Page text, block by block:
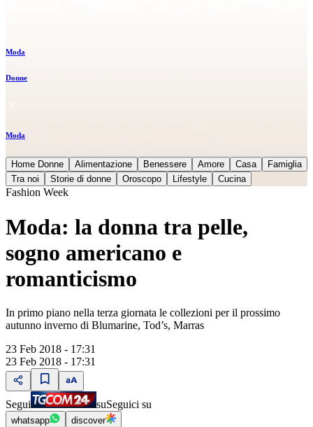
Moda
Donne
Moda
Home Donne Alimentazione Benessere Amore Casa
Famiglia
Tra noi
Storie di donne Oroscopo Lifestyle Cucina
Fashion Week
Moda: la donna tra pelle,
sogno americano e
romanticismo
In primo piano nella terza giornata le collezioni per il prossimo
autunno inverno di Blumarine, Tod’s, Marras
23 Feb 2018 - 17:31
23 Feb 2018 - 17:31
Segui suSeguici su
whatsapp discover